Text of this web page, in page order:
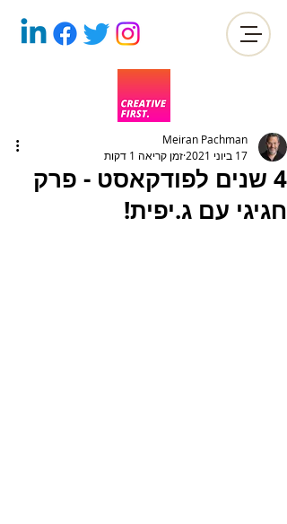
4 שנים לפודקאסט - פרק
חגיגי עם ג.יפית!
Meiran Pachman
17 ביוני 2021
זמן קריאה 1 דקות